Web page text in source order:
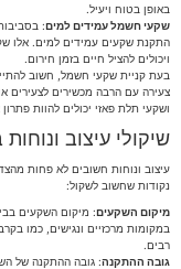
באופן בטוח ויעיל.
שקעי חשמל עמידים למים:
התקנת שקעים עמידים למים. אלו
ויכולים להציל חיים בזמן חירום.
בעת קניית שקעי חשמל, חשוב
ושקעי תלת פאזי יכולים להוות פתרון
שיקולי עיצוב
עיצוב ונוחות חשובים לא פחות
נקודות שחשוב לשקול:
מיקום השקעים: מיקום השקעים
במקומות מרכזיים ונגישים, כמו
רבים.
גובה ההתקנה: גובה ההתקנה של